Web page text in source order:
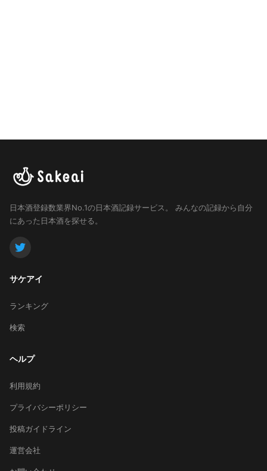
日本酒登録数業界No.1の日本酒記録サービス。
みんなの記録から自分
にあった日本酒を探せる。
サケアイ
ランキング
検索
ヘルプ
利用規約
プライバシーポリシー
投稿ガイドライン
運営会社